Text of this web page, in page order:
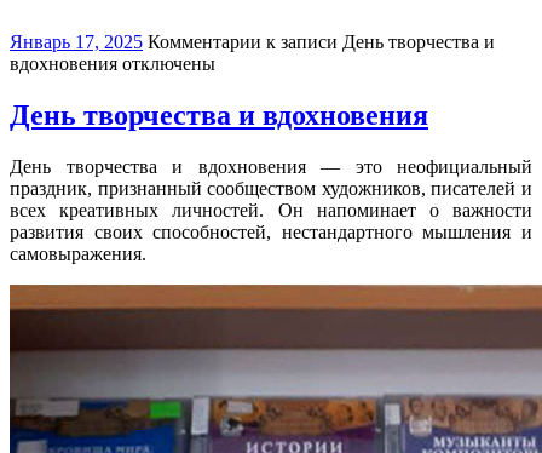
Январь 17, 2025 Комментарии к записи День творчества и
вдохновения отключены
День творчества и вдохновения
День творчества и вдохновения — это неофициальный
праздник, признанный сообществом художников, писателей и
всех креативных личностей. Он напоминает о важности
развития своих способностей, нестандартного мышления и
самовыражения.